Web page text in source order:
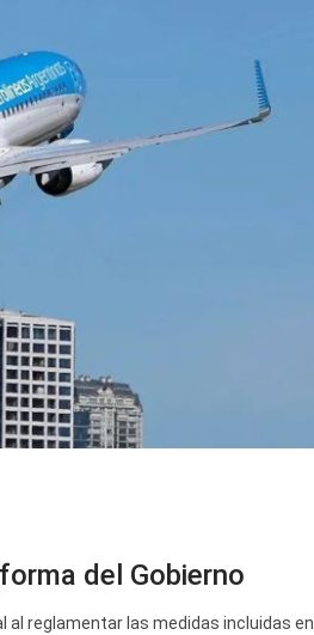
del Gobierno
al reglamentar las medidas incluidas en